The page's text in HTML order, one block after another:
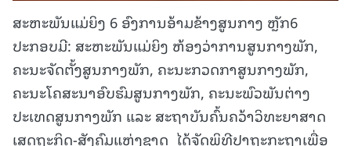
ສະຫະພັນແມ່ຍິງ 6 ອົງການອ້າມຂ້າງສູນກາງ ຫຼັກ6
ປະກອບມີ: ສະຫະພັນແມ່ຍິງ ຫ້ອງວ່າການສູນກາງພັກ,
ຄະນະຈັດຕັ້ງສູນກາງພັກ, ຄະນະກວດກາສູນກາງພັກ,
ຄະນະໂຄສະນາອົບຮົມສູນກາງພັກ, ຄະນະພົວພັນຕ່າງ
ປະເທດສູນກາງພັກ ແລະ ສະຖາບັນຄົ້ນຄວ້າວິທະຍາສາດ
ເສດຖະກິດ-ສັງຄົມແຫ່ງຊາດ ໄດ້ຈັດພິທີປາຖະກະຖາເພື່ອ